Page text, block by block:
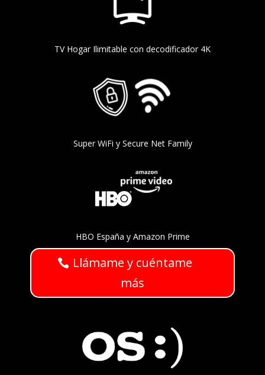
TV Hogar Ilimitable con decodificador 4K
Super WiFi y Secure Net Family
HBO España y Amazon Prime
Llámame y cuéntame
más